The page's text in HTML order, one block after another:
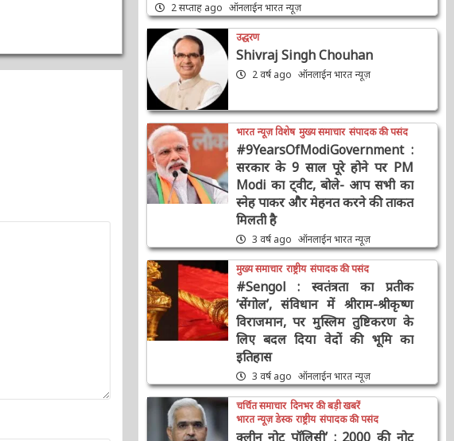
2 सप्ताह ago ऑनलाईन भारत न्यूज़
उद्धरण
Shivraj Singh Chouhan
2 वर्ष ago ऑनलाईन भारत न्यूज़
भारत न्यूज़ विशेष मुख्य समाचार
संपादक की पसंद
#9YearsOfModiGovernment :
सरकार के 9 साल पूरे होने पर PM
Modi का ट्वीट, बोले- आप सभी का
स्नेह पाकर और मेहनत करने की
ताकत मिलती है
3 वर्ष ago ऑनलाईन भारत न्यूज़
मुख्य समाचार राष्ट्रीय संपादक की पसंद
#Sengol : स्वतंत्रता का प्रतीक
‘सेंगोल’, संविधान में श्रीराम-श्रीकृष्ण
विराजमान, पर मुस्लिम तुष्टिकरण के
लिए बदल दिया वेदों की भूमि का
इतिहास
3 वर्ष ago ऑनलाईन भारत न्यूज़
चर्चित समाचार दिनभर की बड़ी खबरें
भारत न्यूज़ डेस्क
राष्ट्रीय संपादक की पसंद